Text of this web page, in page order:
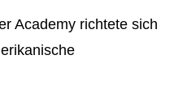
Academy richtete sich